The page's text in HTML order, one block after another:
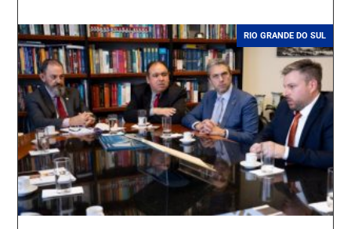
RIO GRANDE DO SUL